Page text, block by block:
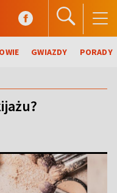
GWIAZDY PORADY